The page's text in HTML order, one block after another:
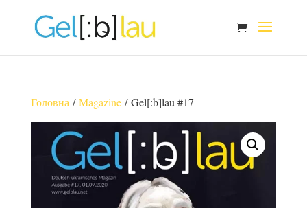
Головна /Magazine/ Gel[:b]lau #17